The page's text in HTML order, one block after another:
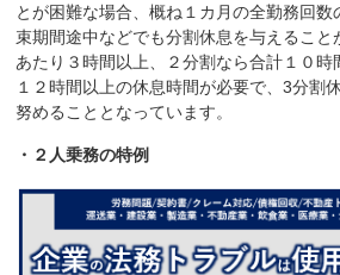
とが困難な場合、概ね１カ月の全勤務回
束期間途中などでも分割休息を与えること
あたり３時間以上、２分割なら合計１０
１２時間以上の休息時間が必要で、3分割
努めることとなっています。
・２人乗務の特例